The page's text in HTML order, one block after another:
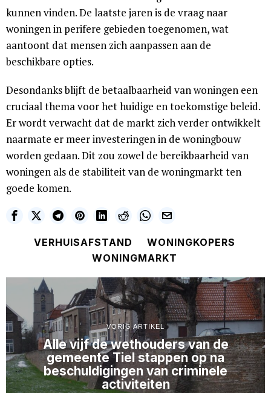
kunnen vinden. De laatste jaren is de vraag naar
woningen in perifere gebieden toegenomen, wat
aantoont dat mensen zich aanpassen aan de
beschikbare opties.
Desondanks blijft de betaalbaarheid van woningen een
cruciaal thema voor het huidige en toekomstige beleid.
Er wordt verwacht dat de markt zich verder ontwikkelt
naarmate er meer investeringen in de woningbouw
worden gedaan. Dit zou zowel de bereikbaarheid van
woningen als de stabiliteit van de woningmarkt ten
goede komen.
VERHUISAFSTAND
WONINGKOPERS
WONINGMARKT
VORIG ARTIKEL
Alle vijf de wethouders van de
gemeente Tiel stappen op na
beschuldigingen van criminele
activiteiten